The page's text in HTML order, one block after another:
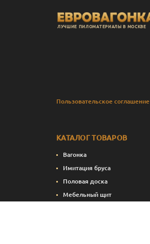
ЛУЧШИЕ ПИЛОМАТЕРИАЛЫ В МОСКВЕ
Пользовательское соглашение
КАТАЛОГ ТОВАРОВ
Вагонка
Имитация бруса
Половая доска
Мебельный щит